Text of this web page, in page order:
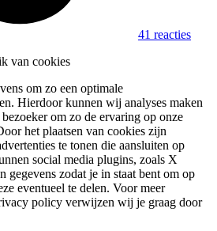
41 reacties
van cookies
om zo een optimale
Hierdoor kunnen wij analyses maken
om zo de ervaring op onze
het plaatsen van cookies zijn
te tonen die aansluiten op
social media plugins, zoals X
gegevens zodat je in staat bent om op
eventueel te delen. Voor meer
policy verwijzen wij je graag door